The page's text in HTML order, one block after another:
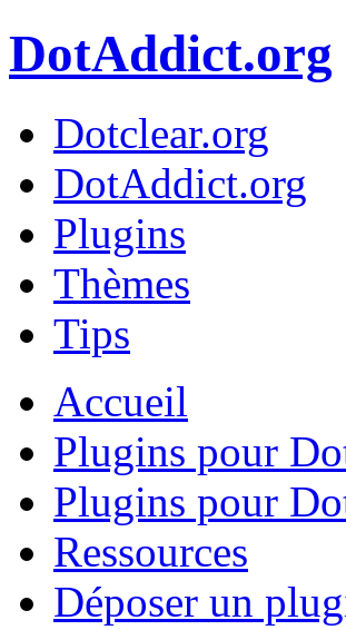
DotAddict.org
Dotclear.org
DotAddict.org
Plugins
Thèmes
Tips
Accueil
Plugins pour
Plugins pour
Ressources
Déposer un